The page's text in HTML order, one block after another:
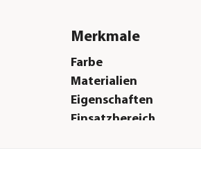
Merkmale
Farbe
Materialien
Eigenschaften
Einsatzbereich